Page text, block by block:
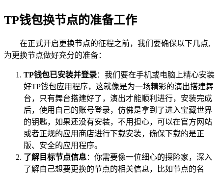
TP钱包换节点的准备工作
在正式开启更换节点的征程之前，我们要确保以下几点,
为更换节点做好充分的准备：
TP钱包已安装并登录：我们要在手机或电脑上精心安装
好TP钱包应用程序，这就像是为一场精彩的演出搭建舞
台，只有舞台搭建好了，演出才能顺利进行，安装完成
后，使用自己的账号登录，仿佛是拿到了进入宝藏世界
的钥匙，如果还没有安装，不用担心，可以在官方网站
或者正规的应用商店进行下载安装，确保下载的是正
版、安全的应用程序。
了解目标节点信息：你需要像一位细心的探险家，深入
了解自己想要更换的节点的相关信息，比如节点的名